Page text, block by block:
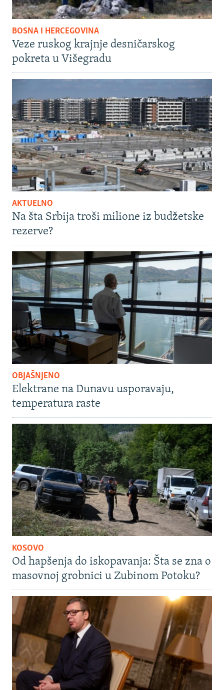
BOSNA I HERCEGOVINA
Veze ruskog krajnje desničarskog
pokreta u Višegradu
AKTUELNO
Na šta Srbija troši milione iz budžetske
rezerve?
OBJAŠNJENO
Elektrane na Dunavu usporavaju,
temperatura raste
KOSOVO
Od hapšenja do iskopavanja: Šta se zna o
masovnoj grobnici u Zubinom Potoku?